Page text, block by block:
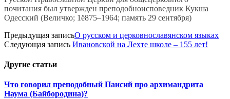
почитания был утвержден преподобноисповедник Кукша
Одесский (Величко; 1ё875–1964; память 29 сентября)
Предыдущая записьО русском и церковнославянском языках
Следующая запись Ивановской на Лехте школе – 155 лет!
Другие статьи
Что говорил преподобный Паисий про архимандрита
Наума (Байбородина)?